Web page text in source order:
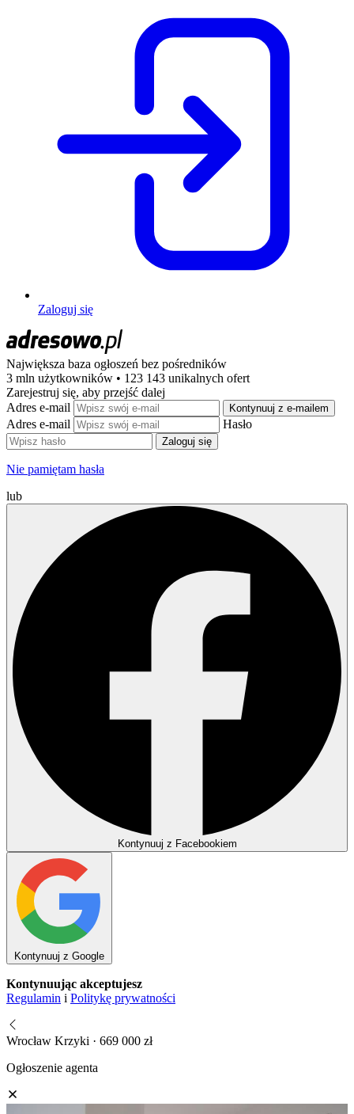
Zaloguj się
Największa baza ogłoszeń bez pośredników
3 mln użytkowników • 123 143 unikalnych ofert
Zarejestruj się, aby przejść dalej
Adres e-mail
Kontynuuj z e-mailem
Adres e-mail Hasło
Zaloguj się
Nie pamiętam hasła
lub
Kontynuuj z Facebookiem
Kontynuuj z Google
Kontynuując akceptujesz
Regulamin i Politykę prywatności
Wrocław Krzyki · 669 000 zł
Ogłoszenie agenta